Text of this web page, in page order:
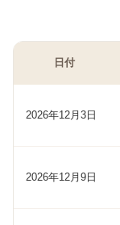
日付
2026年12月3日
2026年12月9日